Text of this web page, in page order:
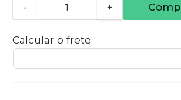
- +
Calcular o frete